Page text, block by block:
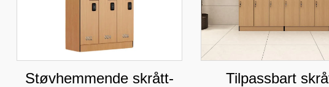
Støvhemmende skrått-
Tilpassbart